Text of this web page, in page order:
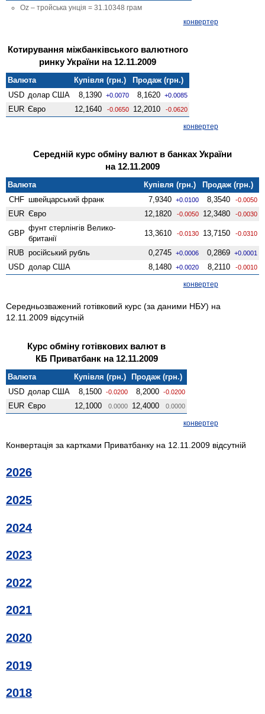
Oz – тройська унція = 31.10348 грам
конвертер
Котирування міжбанківського валютного
ринку України на 12.11.2009
Валюта Купівля (грн.)
Продаж (грн.)
USD долар США 8,1390 +0.0070 8,1620 +0.0085
EUR Євро 12,1640 -0.0650 12,2010 -0.0620
конвертер
Середній курс обміну валют в банках України
на 12.11.2009
Валюта Купівля (грн.)
Продаж (грн.)
CHF швейцарський франк 7,9340 +0.0100 8,3540 -0.0050
EUR Євро 12,1820 -0.0050 12,3480 -0.0030
GBP
фунт стерлінгів Велико­
британії
13,3610 -0.0130 13,7150 -0.0310
RUB російський рубль 0,2745 +0.0006 0,2869 +0.0001
USD долар США 8,1480 +0.0020 8,2110 -0.0010
конвертер
Середньозважений готівковий курс (за даними НБУ) на
12.11.2009 відсутній
Курс обміну готівкових валют в
КБ Приватбанк на 12.11.2009
Валюта Купівля (грн.)
Продаж (грн.)
USD долар США 8,1500 -0.0200 8,2000 -0.0200
EUR Євро 12,1000 0.0000 12,4000 0.0000
конвертер
Конвертація за картками Приватбанку на 12.11.2009 відсутній
2026
2025
2024
2023
2022
2021
2020
2019
2018